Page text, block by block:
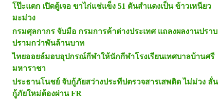
โป๊ะแตก เปิดตู้เจอ ขาไก่แช่แข็ง 51 ตันสำแดงเป็น ข้าวเหนียว
มะม่วง
กรมศุลกากร จับมือ กรมการค้าต่างประเทศ แถลงผลงานปราบ
ปรามกว่าพันล้านบาท
ไทยออยล์มอบอุปกรณ์กีฬาให้นักกีฬาโรงเรียนเทศบาลบ้านศรี
มหาราชา
ประธานโนชย์ จับกู้ภัยสว่างประทีปตรวจสารเสพติด ไม่ม่วง ลั่น
กู้ภัยใหม่ต้องผ่าน FR